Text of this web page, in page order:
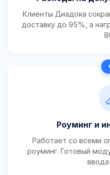
Клиенты Диадока
доставку до 95%, а
Роуминг и
Работает со всеми
роуминг. Готовый